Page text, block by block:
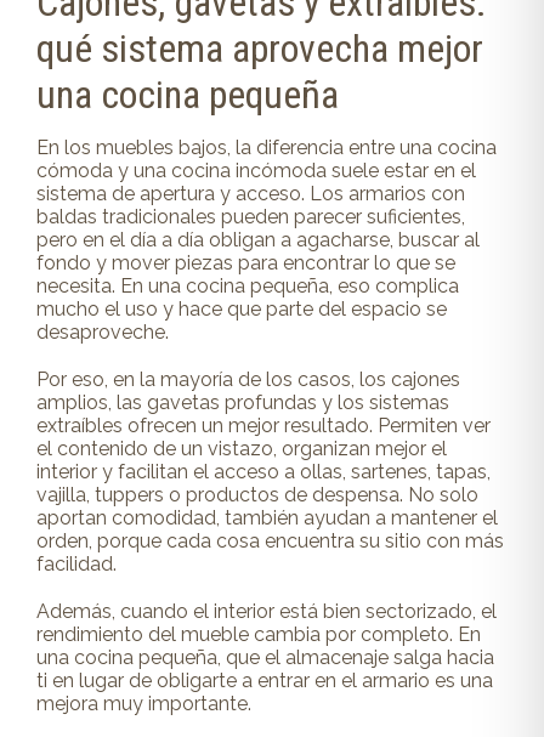
qué sistema aprovecha mejor
una cocina pequeña
En los muebles bajos, la diferencia entre una cocina
cómoda y una cocina incómoda suele estar en el
sistema de apertura y acceso. Los armarios con
baldas tradicionales pueden parecer suficientes,
pero en el día a día obligan a agacharse, buscar al
fondo y mover piezas para encontrar lo que se
necesita. En una cocina pequeña, eso complica
mucho el uso y hace que parte del espacio se
desaproveche.
Por eso, en la mayoría de los casos, los cajones
amplios, las gavetas profundas y los sistemas
extraíbles ofrecen un mejor resultado. Permiten ver
el contenido de un vistazo, organizan mejor el
interior y facilitan el acceso a ollas, sartenes, tapas,
vajilla, tuppers o productos de despensa. No solo
aportan comodidad, también ayudan a mantener el
orden, porque cada cosa encuentra su sitio con más
facilidad.
Además, cuando el interior está bien sectorizado, el
rendimiento del mueble cambia por completo. En
una cocina pequeña, que el almacenaje salga hacia
ti en lugar de obligarte a entrar en el armario es una
mejora muy importante.